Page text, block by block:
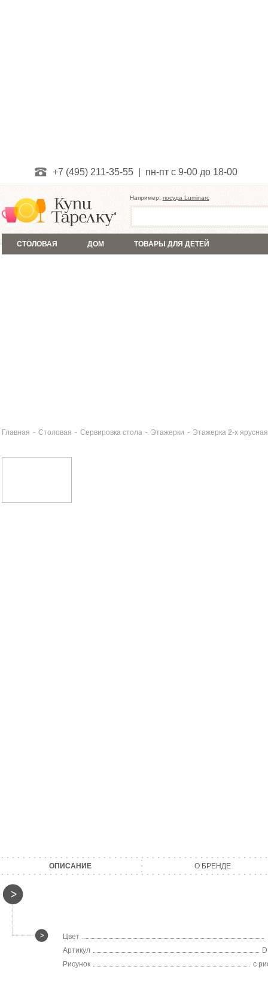
+7 (495) 211-35-55 | пн-пт с 9-00 до 18-00
Например: посуда Luminarc
СТОЛОВАЯ ДОМ ТОВАРЫ ДЛЯ ДЕТЕЙ
Главная - Столовая - Сервировка стола - Этажерки - Этажерка 2-х
ОПИСАНИЕ О БРЕНДЕ
Цвет
Артикул
Рисунок
с